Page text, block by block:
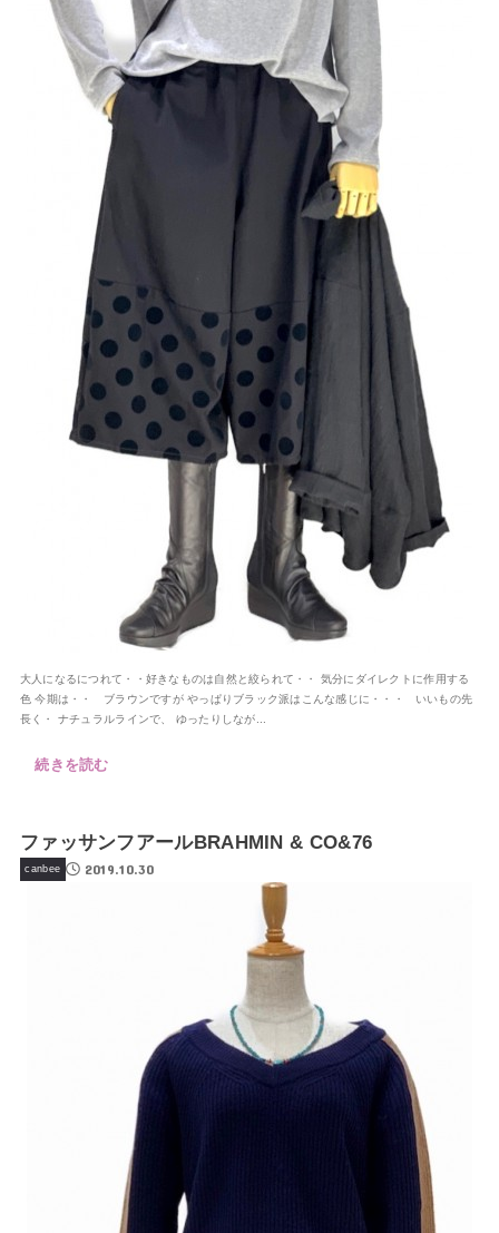
大人になるにつれて・・好きなものは自然と絞られて・・ 気分にダイレクトに作用する
色 今期は・・ ブラウンですが やっぱりブラック派はこんな感じに・・・ いいもの先
長く・ ナチュラルラインで、 ゆったりしなが...
続きを読む
ファッサンフアールBRAHMIN & CO&76
canbee 2019.10.30